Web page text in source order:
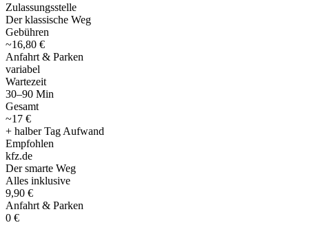
Zulassungsstelle
Der klassische Weg
Gebühren
~16,80 €
Anfahrt & Parken
variabel
Wartezeit
30–90 Min
Gesamt
~17 €
+ halber Tag Aufwand
Empfohlen
kfz.de
Der smarte Weg
Alles inklusive
9,90 €
Anfahrt & Parken
0 €